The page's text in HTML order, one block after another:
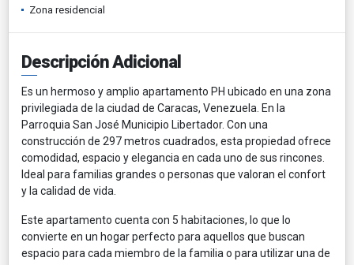
Zona residencial
Descripción Adicional
Es un hermoso y amplio apartamento PH ubicado en una zona
privilegiada de la ciudad de Caracas, Venezuela. En la
Parroquia San José Municipio Libertador. Con una
construcción de 297 metros cuadrados, esta propiedad ofrece
comodidad, espacio y elegancia en cada uno de sus rincones.
Ideal para familias grandes o personas que valoran el confort
y la calidad de vida.
Este apartamento cuenta con 5 habitaciones, lo que lo
convierte en un hogar perfecto para aquellos que buscan
espacio para cada miembro de la familia o para utilizar una de